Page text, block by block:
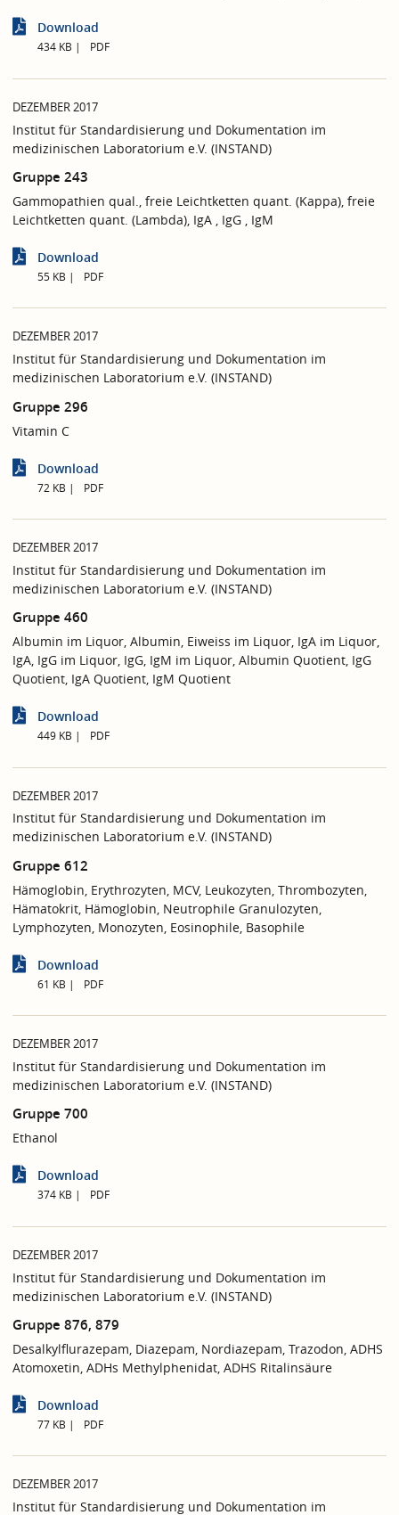
Download
434 KB PDF
DEZEMBER 2017
Institut für Standardisierung und Dokumentation im
medizinischen Laboratorium e.V. (INSTAND)
Gruppe 243
Gammopathien qual., freie Leichtketten quant. (Kappa), freie
Leichtketten quant. (Lambda), IgA , IgG , IgM
Download
55 KB PDF
DEZEMBER 2017
Institut für Standardisierung und Dokumentation im
medizinischen Laboratorium e.V. (INSTAND)
Gruppe 296
Vitamin C
Download
72 KB PDF
DEZEMBER 2017
Institut für Standardisierung und Dokumentation im
medizinischen Laboratorium e.V. (INSTAND)
Gruppe 460
Albumin im Liquor, Albumin, Eiweiss im Liquor, IgA im Liquor,
IgA, IgG im Liquor, IgG, IgM im Liquor, Albumin Quotient, IgG
Quotient, IgA Quotient, IgM Quotient
Download
449 KB PDF
DEZEMBER 2017
Institut für Standardisierung und Dokumentation im
medizinischen Laboratorium e.V. (INSTAND)
Gruppe 612
Hämoglobin, Erythrozyten, MCV, Leukozyten, Thrombozyten,
Hämatokrit, Hämoglobin, Neutrophile Granulozyten,
Lymphozyten, Monozyten, Eosinophile, Basophile
Download
61 KB PDF
DEZEMBER 2017
Institut für Standardisierung und Dokumentation im
medizinischen Laboratorium e.V. (INSTAND)
Gruppe 700
Ethanol
Download
374 KB PDF
DEZEMBER 2017
Institut für Standardisierung und Dokumentation im
medizinischen Laboratorium e.V. (INSTAND)
Gruppe 876, 879
Desalkylflurazepam, Diazepam, Nordiazepam, Trazodon, ADHS
Atomoxetin, ADHs Methylphenidat, ADHS Ritalinsäure
Download
77 KB PDF
DEZEMBER 2017
Institut für Standardisierung und Dokumentation im